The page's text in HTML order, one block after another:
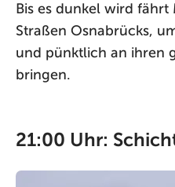
Bis es dunkel wird
Straßen Osnabrücks,
und pünktlich an ihren
bringen.
21:00 Uhr: